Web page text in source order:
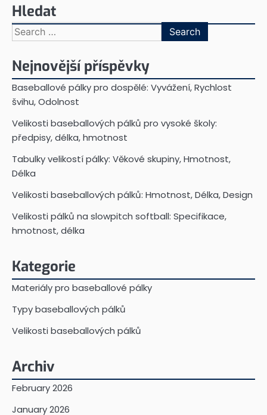
Hledat
Search
for:
Nejnovější příspěvky
Baseballové pálky pro dospělé: Vyvážení, Rychlost
švihu, Odolnost
Velikosti baseballových pálků pro vysoké školy:
předpisy, délka, hmotnost
Tabulky velikostí pálky: Věkové skupiny, Hmotnost,
Délka
Velikosti baseballových pálků: Hmotnost, Délka, Design
Velikosti pálků na slowpitch softball: Specifikace,
hmotnost, délka
Kategorie
Materiály pro baseballové pálky
Typy baseballových pálků
Velikosti baseballových pálků
Archiv
February 2026
January 2026